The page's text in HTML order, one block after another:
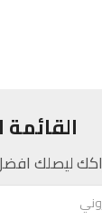
القائمة
ليصلك